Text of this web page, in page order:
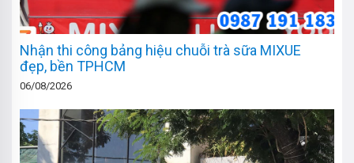
Nhận thi công bảng hiệu chuỗi trà sữa MIXUE
đẹp, bền TPHCM
06/08/2026